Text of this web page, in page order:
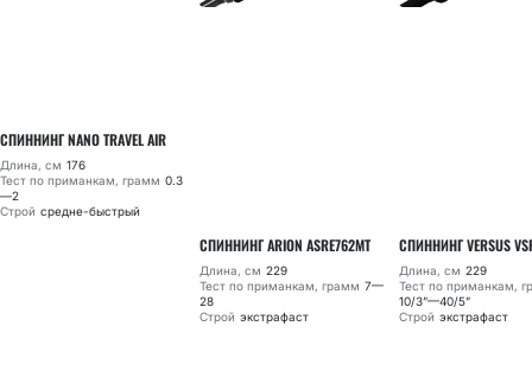
СПИННИНГ NANO TRAVEL AIR
Длина, см 176
Тест по приманкам, грамм 0.3
—2
Строй средне-быстрый
СПИННИНГ ARION ASRE762MT
Длина, см 229
Тест по приманкам, грамм 7—
28
Строй экстрафаст
СПИННИНГ VERSUS
Длина, см 229
Тест по приманкам,
10/3”—40/5”
Строй экстрафаст